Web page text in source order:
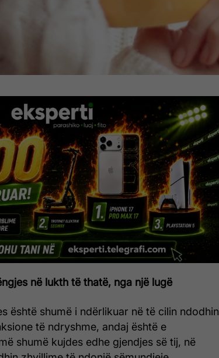
në lukth të thatë, nga një lugë
është shumë i ndërlikuar në të cilin ndodhin
të ndryshme, andaj është e
shumë kujdes edhe gjendjes së tij, në